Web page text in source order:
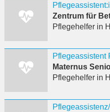
Pflegehelferin
Pflegehelferin